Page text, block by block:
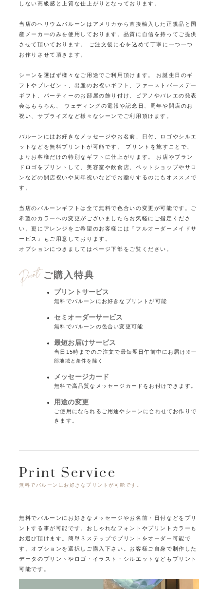
しない高級感と上質な仕上がりとなっております。
当店のヘリウムバルーンはアメリカから直接輸入した正規品と国
産メーカーのみを使用しております。 品質に自信を持ってご提供
させて頂いております。
ご注文後に心を込めて丁寧に一つ一つ
お作りさせて頂きます。
シーンを選ばず様々なご用途でご利用頂けます。
お誕生日のギ
フトやプレゼント、出産のお祝いギフト、ファーストバースデー
ギフト、パーティーのお部屋の飾り付け、ピアノやバレエの発表
会はもちろん、
ウェディングの電報や記念日、周年や開店のお
祝い、サプライズなど様々なシーンでご利用頂けます。
バルーンにはお好きなメッセージやお名前、日付、ロゴやシルエ
ットなどを無料プリントが可能です。
プリントを施すことで、
よりお客様だけの特別なギフトに仕上がります。
お店やブラン
ドロゴをプリントして、美容室や飲食店、ペットショップやサロ
ンなどの開店祝いや周年祝いなどでお贈りするのにもオススメで
す。
当店のバルーンギフトは全て無料で色合いの変更が可能です。ご
希望のカラーへの変更がございましたらお気軽にご指定くださ
い。更にアレンジをご希望のお客様には『フルオーダーメイドサ
ービス』もご用意しております。
オプションにつきましてはページ下部をご覧ください。
ご購入特典
プリントサービス
無料でバルーンにお好きなプリントが可能
セミオーダーサービス
無料でバルーンの色合い変更可能
最短お届けサービス
当日15時までのご注文で最短翌日午前中にお届け ※一
部地域と条件を除く
メッセージカード
無料で高品質なメッセージカードをお付けできます。
用途の変更
ご使用になられるご用途やシーンに合わせてお作りで
きます。
Print Service
無料でバルーンにお好きなプリントが可能です。
無料でバルーンにお好きなメッセージやお名前・日付などをプリ
ントする事が可能です。 おしゃれなフォントやプリントカラーも
お選び頂けます。簡単３ステップでプリントをオーダー可能で
す。オプションを選択しご購入下さい。 お客様ご自身で制作した
データのプリントやロゴ・イラスト・シルエットなどもプリント
可能です。